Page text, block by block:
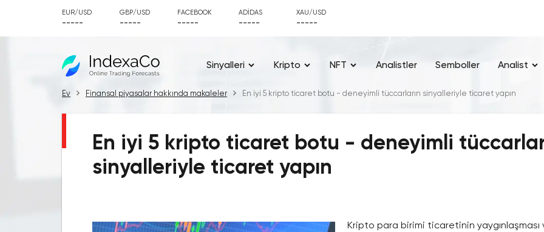
EUR/USD
-----
GBP/USD
-----
FACEBOOK
-----
ADIDAS
-----
XAU/USD
-----
Sinyalleri Kripto NFT Analistler Semboller Analist
Ev Finansal piyasalar hakkında makaleler En iyi 5 kripto ticaret botu - deneyimli tüccarların sinyalleriyle ticaret yapın
En iyi 5 kripto ticaret botu - deneyimli
sinyalleriyle ticaret yapın
Kripto para birimi ticaretinin yaygınlaşması